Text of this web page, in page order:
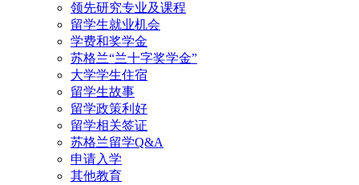
领先研究专业及课程
留学生就业机会
学费和奖学金
苏格兰“兰十字奖学金”
大学学生住宿
留学生故事
留学政策利好
留学相关签证
苏格兰留学Q&A
申请入学
其他教育